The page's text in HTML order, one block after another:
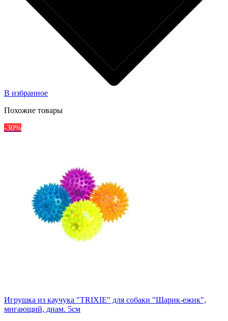
В избранное
Похожие товары
-30%
Игрушка из каучука "TRIXIE" для собаки "Шарик-ежик",
мигающий, диам. 5см